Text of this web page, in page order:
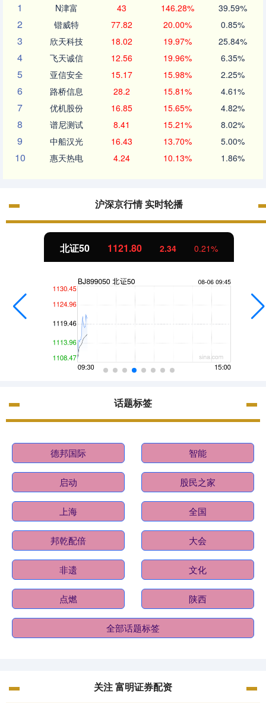
1
N津富 43 146.28% 39.59%
2 锴威特 77.82 20.00% 0.85%
3 欣天科技 18.02 19.97% 25.84%
4 飞天诚信 12.56 19.96% 6.35%
5 亚信安全 15.17 15.98% 2.25%
6 路桥信息 28.2 15.81% 4.61%
7 优机股份 16.85 15.65% 4.82%
8 谱尼测试 8.41 15.21% 8.02%
9 中船汉光 16.43 13.70% 5.00%
10 惠天热电 4.24 10.13% 1.86%
沪深京行情 实时轮播
北证50 1121.80 2.34 0.21%
话题标签
德邦国际 智能
启动 股民之家
上海 全国
邦乾配倍 大会
非遗 文化
点燃 陕西
全部话题标签
关注 富明证券配资